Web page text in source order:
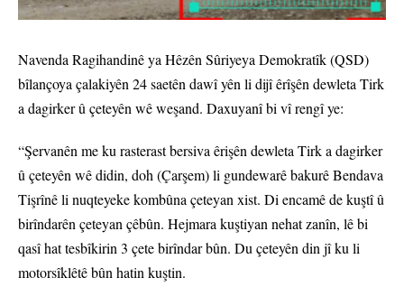
Navenda Ragihandinê ya Hêzên Sûriyeya Demokratîk (QSD)
bîlançoya çalakiyên 24 saetên dawî yên li dijî êrîşên dewleta Tirk
a dagirker û çeteyên wê weşand. Daxuyanî bi vî rengî ye:
“Şervanên me ku rasterast bersiva êrişên dewleta Tirk a dagirker
û çeteyên wê didin, doh (Çarşem) li gundewarê bakurê Bendava
Tişrînê li nuqteyeke kombûna çeteyan xist. Di encamê de kuştî û
birîndarên çeteyan çêbûn. Hejmara kuştiyan nehat zanîn, lê bi
qasî hat tesbîkirin 3 çete birîndar bûn. Du çeteyên din jî ku li
motorsîklêtê bûn hatin kuştin.